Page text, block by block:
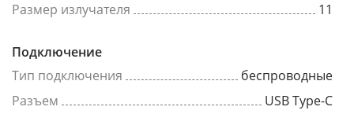
Размер излучателя
11
Подключение
Тип подключения
беспроводные
Разъем
USB Type-C